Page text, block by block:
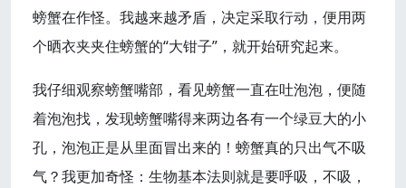
螃蟹在作怪。我越来越矛盾，决定采取行动，便用两
个晒衣夹夹住螃蟹的“大钳子”，就开始研究起来。
我仔细观察螃蟹嘴部，看见螃蟹一直在吐泡泡，便随
着泡泡找，发现螃蟹嘴得来两边各有一个绿豆大的小
孔，泡泡正是从里面冒出来的！螃蟹真的只出气不吸
气？我更加奇怪：生物基本法则就是要呼吸，不吸，